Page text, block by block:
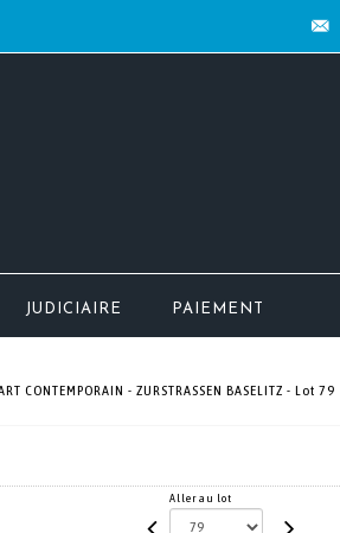
JUDICIAIRE PAIEMENT
CONTEMPORAIN - ZURSTRASSEN BASELITZ - Lot 79
Aller au lot